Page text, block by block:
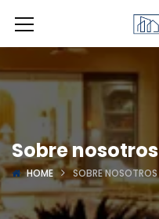
Sobre nosotros
HOME SOBRE NOSOTROS